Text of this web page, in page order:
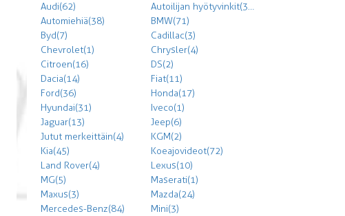
Audi (62)
Autoilijan hyötyvinkit (300)
Automiehiä (38)
BMW (71)
Byd (7)
Cadillac (3)
Chevrolet (1)
Chrysler (4)
Citroen (16)
DS (2)
Dacia (14)
Fiat (11)
Ford (36)
Honda (17)
Hyundai (31)
Iveco (1)
Jaguar (13)
Jeep (6)
Jutut merkeittäin (4)
KGM (2)
Kia (45)
Koeajovideot (72)
Land Rover (4)
Lexus (10)
MG (5)
Maserati (1)
Maxus (3)
Mazda (24)
Mercedes-Benz (84)
Mini (3)